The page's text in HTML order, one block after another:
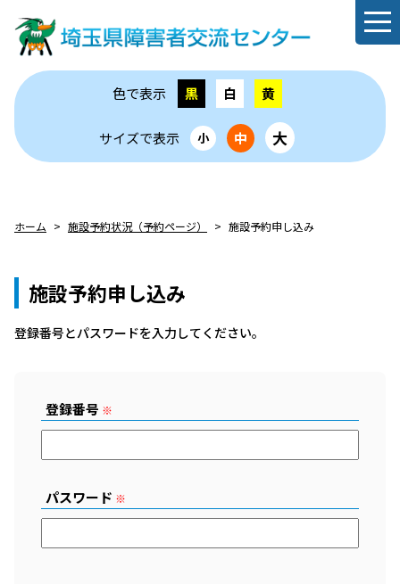
色で表示 黒 白 黄
サイズで表示 小 中 大
ホーム 施設予約状況（予約ページ） 施設予約申し込み
施設予約申し込み
登録番号とパスワードを⼊⼒してください。
登録番号 ※
パスワード ※